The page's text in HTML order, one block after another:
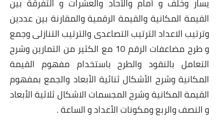
القيمة المكانية والقيمة الرقمية والمقارنة بين عددين
وترتيب الاعداد الترتيب التصاعدى والترتيب التنازلى وجمع
و طرح مضاعفات الرقم 10 مع الكثير من التمارين وشرح
التعامل بالنقود والطرح باستخدام مفهوم القيمة
المكانية وشرح الأشكال ثنائية الأبعاد والجمع بمفهوم
القيمة المكانية وشرح المجسمات الاشكال ثلاثية الأبعاد
و النصف والربع ومكونات الأعداد و الساعة .